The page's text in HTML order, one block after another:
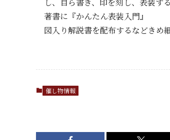
著書に『かんたん表装入門』
図入り解説書を配布するなどきめ
催し物情報